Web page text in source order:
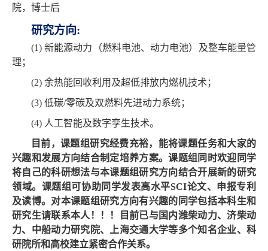
院，博士后
研究方向:
(1)新能源动力（燃料电池、动力电池）及整车能量管
理；
(2) 余热能回收利用及超低排放内燃机技术；
(3) 低碳/零碳及双燃料先进动力系统；
(4) 人工智能及数字孪生技术。
目前，课题组研究经费充裕，能将课题任务和大家的
兴趣和发展方向结合制定培养方案。课题组同时欢迎同学
将自己的科研想法与本课题组研究方向结合开展新的研究
领域。课题组可协助同学发表高水平SCI论文、申报专利
及读博。对本课题组研究方向有兴趣的同学包括本科生和
研究生请联系本人！！！目前已与国内潍柴动力、济柴动
力、中船动力研究院、上海交通大学等多个知名企业、科
研院所和高校建立紧密合作关系。